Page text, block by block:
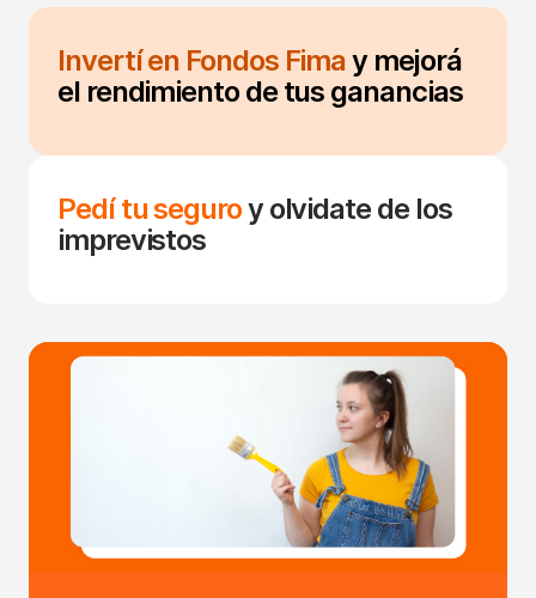
Invertí en Fondos Fimay mejorá
el rendimiento de tus ganancias
Pedí tu seguroy olvidate de los
imprevistos